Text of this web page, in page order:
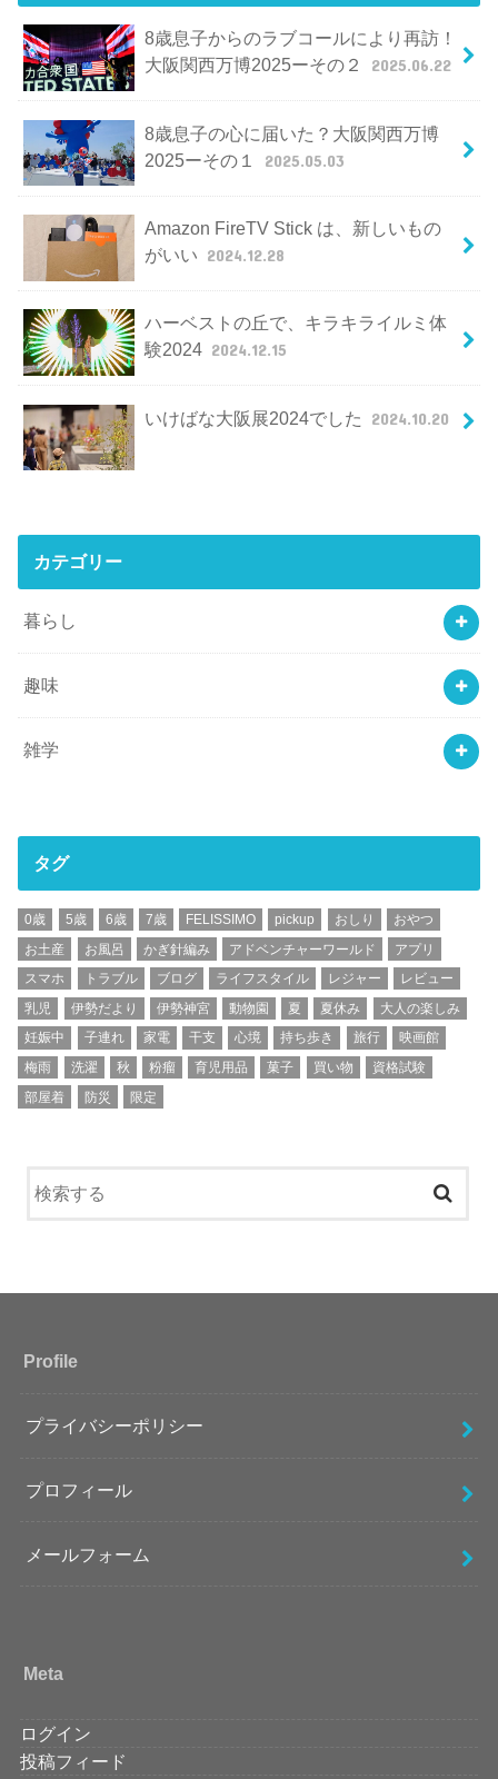
8歳息子からのラブコールにより再訪！
大阪関西万博2025ーその２
2025.06.22
8歳息子の心に届いた？大阪関西万博
2025ーその１
2025.05.03
Amazon FireTV Stick は、新しいもの
がいい 2024.12.28
ハーベストの丘で、キラキライルミ体
験2024 2024.12.15
いけばな大阪展2024でした 2024.10.20
カテゴリー
暮らし
趣味
雑学
タグ
0歳 5歳 6歳 7歳 FELISSIMO pickup おしり
おやつ
お土産
お風呂 かぎ針編み アドベンチャーワールド
アプリ
スマホ
トラブル ブログ ライフスタイル レジャー
レビュー
乳児
伊勢だより 伊勢神宮 動物園 夏 夏休み
大人の楽しみ
妊娠中
子連れ 家電 干支 心境 持ち歩き 旅行
映画館
梅雨
洗濯 秋 粉瘤 育児用品 菓子 買い物
資格試験
部屋着
防災 限定
Profile
プライバシーポリシー
プロフィール
メールフォーム
Meta
ログイン
投稿フィード